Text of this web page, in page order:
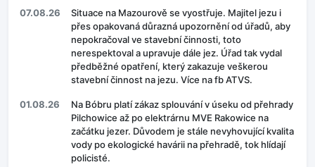
07.08.26
Situace na Mazourově se vyostřuje. Majitel jezu i
přes opakovaná důrazná upozornění od úřadů, aby
nepokračoval ve stavební činnosti, toto
nerespektoval a upravuje dále jez. Úřad tak vydal
předběžné opatření, který zakazuje veškerou
stavební činnost na jezu. Více na fb ATVS.
01.08.26
Na Bóbru platí zákaz splouvání v úseku od přehrady
Pilchowice až po elektrárnu MVE Rakowice na
začátku jezer. Důvodem je stále nevyhovující kvalita
vody po ekologické havárii na přehradě, tok hlídají
policisté.